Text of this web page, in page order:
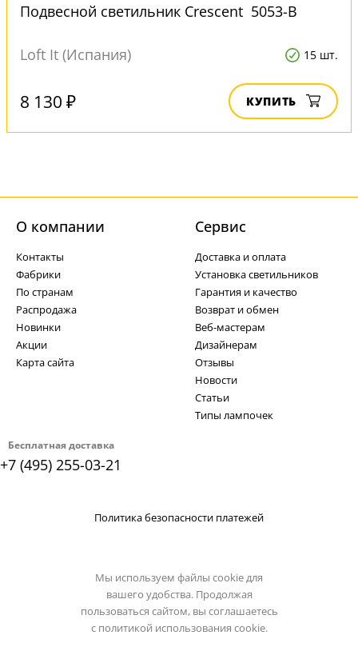
Подвесной светильник Crescent 5053-B
Loft It (Испания) 15 шт.
8 130 ₽ КУПИТЬ
Бесплатная доставка
+7 (495) 255-03-21
О компании
Контакты
Фабрики
По странам
Распродажа
Новинки
Акции
Карта сайта
Cервис
Доставка и оплата
Установка светильников
Гарантия и качество
Возврат и обмен
Веб-мастерам
Дизайнерам
Отзывы
Новости
Статьи
Типы лампочек
Политика безопасности платежей
Мы используем файлы cookie для
вашего удобства. Продолжая
пользоваться сайтом, вы соглашаетесь
с политикой использования cookie.